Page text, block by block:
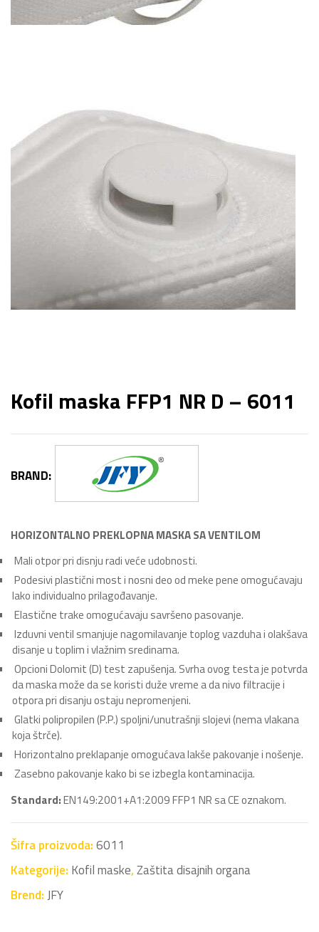
Kofil maska FFP1 NR D – 6011
BRAND:
HORIZONTALNO PREKLOPNA MASKA SA VENTILOM
Mali otpor pri disnju radi veće udobnosti.
Podesivi plastični most i nosni deo od meke pene omogućavaju
lako individualno prilagođavanje.
Elastične trake omogućavaju savršeno pasovanje.
Izduvni ventil smanjuje nagomilavanje toplog vazduha i olakšava
disanje u toplim i vlažnim sredinama.
Opcioni Dolomit (D) test zapušenja. Svrha ovog testa je potvrda
da maska može da se koristi duže vreme a da nivo filtracije i
otpora pri disanju ostaju nepromenjeni.
Glatki polipropilen (P.P.) spoljni/unutrašnji slojevi (nema vlakana
koja štrče).
Horizontalno preklapanje omogućava lakše pakovanje i nošenje.
Zasebno pakovanje kako bi se izbegla kontaminacija.
Standard:EN149:2001+A1:2009 FFP1 NR sa CE oznakom.
Šifra proizvoda:6011
Kategorije: Kofil maske,Zaštita disajnih organa
Brend:JFY